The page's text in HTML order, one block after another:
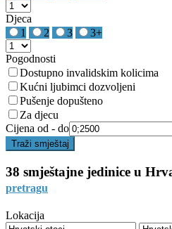
Djeca
1
2 3 3+
Pogodnosti
Dostupno invalidskim kolicima
Kućni ljubimci dozvoljeni
Pušenje dopušteno
Za djecu
Cijena od - do
Traži smještaj
38 smještajne jedinice u
pretragu
Lokacija